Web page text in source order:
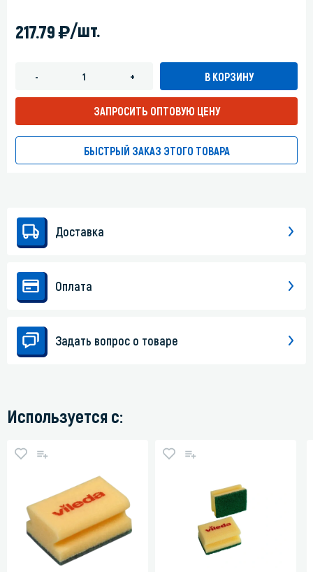
217.79)/шт.
- + В КОРЗИНУ
ЗАПРОСИТЬ ОПТОВУЮ ЦЕНУ
БЫСТРЫЙ ЗАКАЗ ЭТОГО ТОВАРА
Доставка
Оплата
Задать вопрос о товаре
Используется с: